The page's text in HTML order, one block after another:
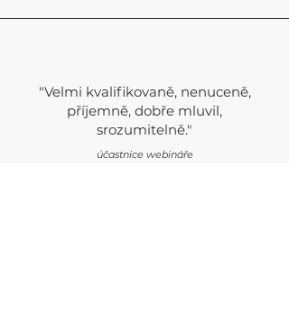
"Velmi kvalifikovaně, nenuceně,
příjemně, dobře mluvil,
srozumitelně."
účastnice webináře